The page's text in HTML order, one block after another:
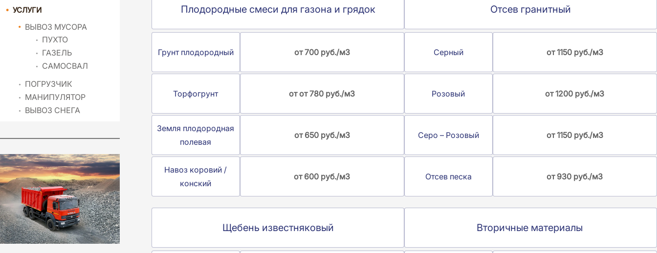
Плодородные смеси для газона и грядок
Грунт плодородный
Торфогрунт
Земля плодородная
полевая
Навоз коровий /
конский
от 700 руб./м3
от от 780 руб./м3
от 650 руб./м3
от 600 руб./м3
Щебень известняковый
Отсев гранитный
Серный
Розовый
Серо – Розовый
Отсев песка
от 1150 руб./м3
от 1200 руб./м3
от 1150 руб./м3
от 930 руб./м3
Вторичные материалы
УСЛУГИ
ВЫВОЗ МУСОРА
ПУХТО
ГАЗЕЛЬ
САМОСВАЛ
ПОГРУЗЧИК
МАНИПУЛЯТОР
ВЫВОЗ СНЕГА